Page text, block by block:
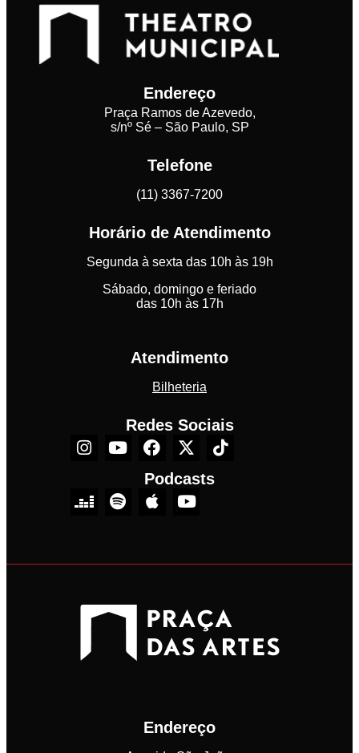
Endereço
Praça Ramos de Azevedo,
s/nº Sé – São Paulo, SP
Telefone
(11) 3367-7200
Horário de Atendimento
Segunda à sexta das 10h às 19h
Sábado, domingo e feriado
das 10h às 17h
Atendimento
Bilheteria
Redes Sociais
Podcasts
Endereço